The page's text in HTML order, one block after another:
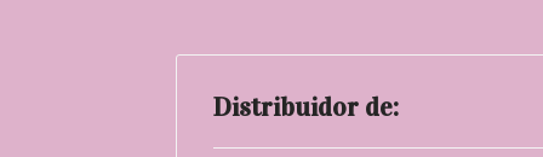
Distribuidor de: